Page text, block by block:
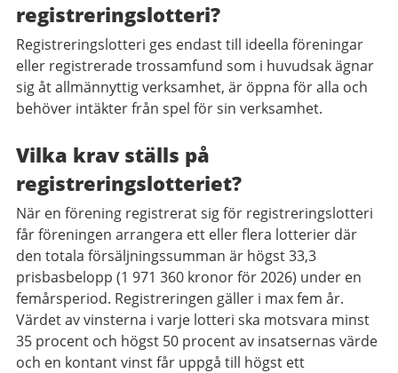
registreringslotteri?
Registreringslotteri ges endast till ideella föreningar
eller registrerade trossamfund som i huvudsak ägnar
sig åt allmännyttig verksamhet, är öppna för alla och
behöver intäkter från spel för sin verksamhet.
Vilka krav ställs på
registreringslotteriet?
När en förening registrerat sig för registreringslotteri
får föreningen arrangera ett eller flera lotterier där
den totala försäljningssumman är högst 33,3
prisbasbelopp (1 971 360 kronor för 2026) under en
femårsperiod. Registreringen gäller i max fem år.
Värdet av vinsterna i varje lotteri ska motsvara minst
35 procent och högst 50 procent av insatsernas värde
och en kontant vinst får uppgå till högst ett